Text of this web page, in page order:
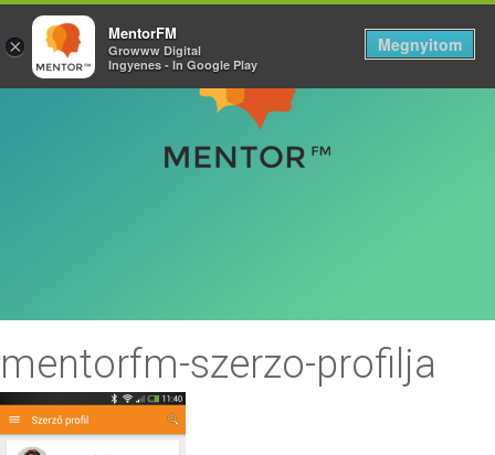
mentorfm-szerzo-profilja
×
MentorFM
Growww Digital
Ingyenes - In Google Play
Megnyitom